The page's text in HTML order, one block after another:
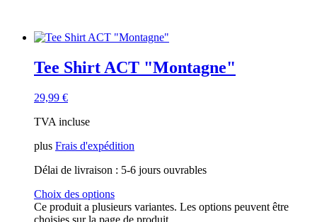
Tee Shirt ACT "Montagne"
29,99 €
TVA incluse
plus Frais d'expédition
Délai de livraison : 5-6 jours ouvrables
Choix des options
Ce produit a plusieurs variantes. Les options peuvent être